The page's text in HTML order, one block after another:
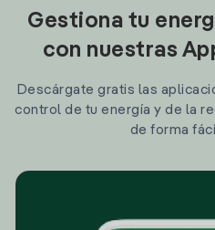
Gestiona tu
con nuestras
Descárgate gratis las
control de tu energía y de la
de forma